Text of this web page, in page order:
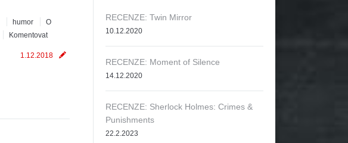
humor
O
Komentovat
1.12.2018
RECENZE: Twin Mirror
10.12.2020
RECENZE: Moment of Silence
14.12.2020
RECENZE: Sherlock Holmes: Crimes &
Punishments
22.2.2023